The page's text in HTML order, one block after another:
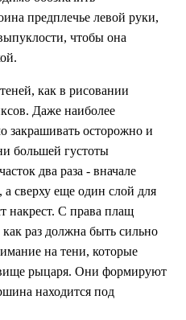
предплечье левой руки,
чтобы она
как в рисовании
Даже наиболее
закрашивать осторожно и
большей густоты
два раза - вначале
а сверху еще один слой для
накрест. С права плащ
раз должна быть сильно
на тени, которые
рыцаря. Они формируют
находится под